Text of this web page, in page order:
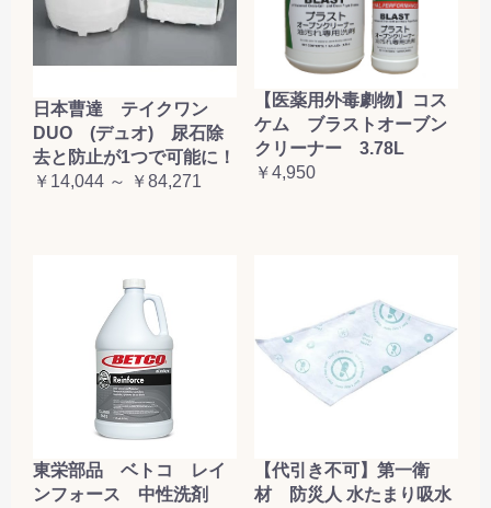
日本曹達 テイクワン
DUO (デュオ) 尿石除
去と防止が1つで可能に！
￥14,044 ～ ￥84,271
【医薬用外毒劇物】コス
ケム ブラストオーブン
クリーナー 3.78L
￥4,950
東栄部品 ベトコ レイ
ンフォース 中性洗剤
【代引き不可】第一衛
材 防災人 水たまり吸水